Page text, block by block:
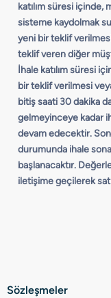
katılım süresi
sisteme kaydolmak
yeni bir teklif
teklif veren diğer
İhale katılım süresi
bir teklif verilmesi
bitiş saati 30 dakika
gelmeyinceye kadar
devam edecektir.
durumunda ihale
başlanacaktır.
iletişime geçilerek
Sözleşmeler